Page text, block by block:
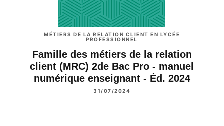
MÉTIERS DE LA RELATION CLIENT EN LYCÉE
PROFESSIONNEL
Famille des métiers de la relation
client (MRC) 2de Bac Pro - manuel
numérique enseignant - Éd. 2024
31/07/2024